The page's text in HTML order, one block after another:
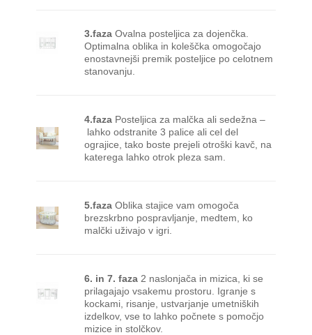
3.faza Ovalna posteljica za dojenčka.
Optimalna oblika in koleščka omogočajo
enostavnejši premik posteljice po celotnem
stanovanju.
4.fazaPosteljica za malčka ali sedežna –
lahko odstranite 3 palice ali cel del
ograjice, tako boste prejeli otroški kavč, na
katerega lahko otrok pleza sam.
5.fazaOblika stajice vam omogoča
brezskrbno pospravljanje, medtem, ko
malčki uživajo v igri.
6. in 7. faza2 naslonjača in mizica, ki se
prilagajajo vsakemu prostoru. Igranje s
kockami, risanje, ustvarjanje umetniških
izdelkov, vse to lahko počnete s pomočjo
mizice in stolčkov.